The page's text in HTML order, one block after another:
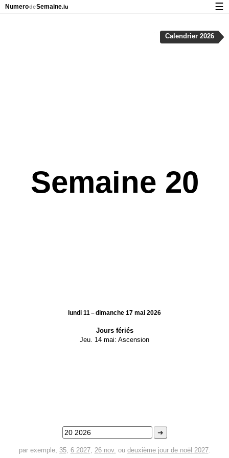
Semaine 20
lundi 11 – dimanche 17 mai 2026
Jours fériés
Jeu. 14 mai: Ascension
➜
par exemple, 35, 6 2027, 26 nov. ou deuxième jour de noël 2027.
Calendrier 2026
NumerodeSemaine.lu ☰